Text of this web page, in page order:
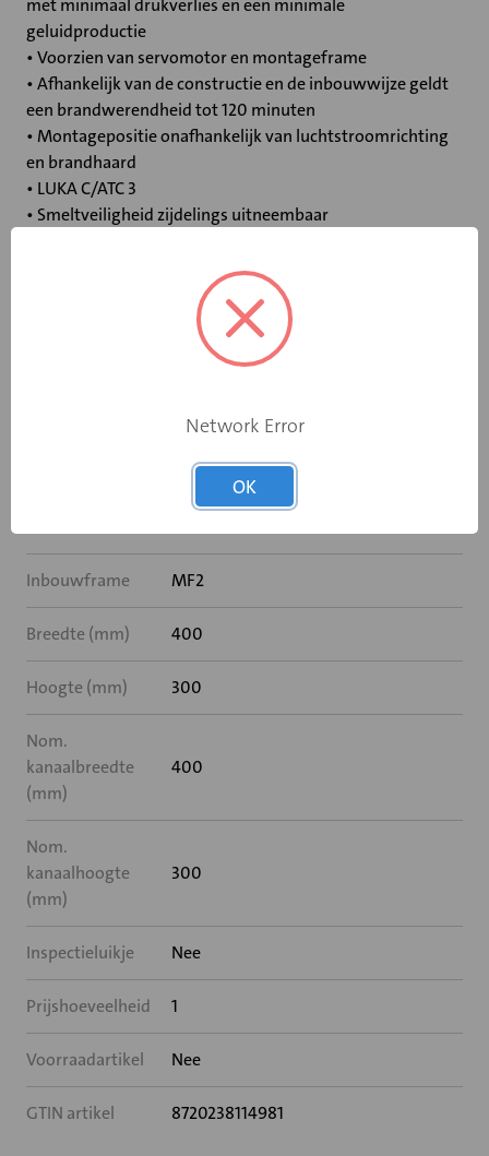
met minimaal drukverlies en een minimale
geluidproductie
• Voorzien van servomotor en montageframe
• Afhankelijk van de constructie en de inbouwwijze geldt
een brandwerendheid tot 120 minuten
• Montagepositie onafhankelijk van luchtstroomrichting
en brandhaard
• LUKA C/ATC 3
• Smeltveiligheid zijdelings uitneembaar
Elektromotor 230 V
Inbouwframe MF2
Breedte (mm) 400
Hoogte (mm) 300
Nom.
kanaalbreedte
(mm)
400
Nom.
kanaalhoogte
(mm)
300
Inspectieluikje Nee
Prijshoeveelheid 1
Voorraadartikel Nee
GTIN artikel 8720238114981
Network Error
OK